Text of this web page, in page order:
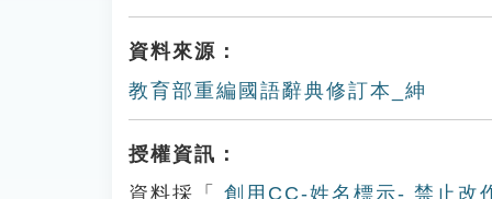
資料來源：
教育部重編國語辭典修訂本_紳
授權資訊：
資料採「
創用CC-姓名標示- 禁止改